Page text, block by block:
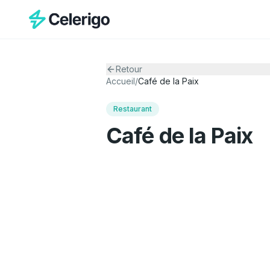
Retour
Accueil/Café de la Paix
Restaurant
Café de la Paix